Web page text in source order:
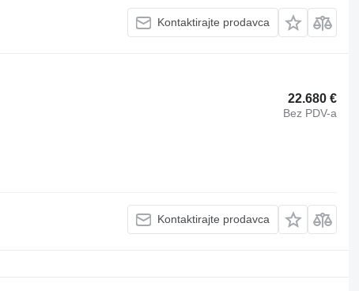
Kontaktirajte prodavca
22.680 €
Bez PDV-a
Kontaktirajte prodavca